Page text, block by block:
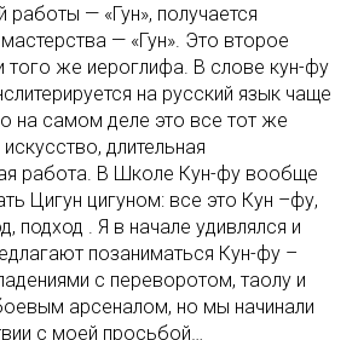
работы — «Гун», получается
— «Гун». Это второе
того же иероглифа. В слове кун-фу
на русский язык чаще
на самом деле это все тот же
длительная
работа. В Школе Кун-фу вообще
Цигун цигуном: все это Кун –фу,
подход . Я в начале удивлялся и
позаниматься Кун-фу –
с переворотом, таолу и
арсеналом, но мы начинали
с моей просьбой…